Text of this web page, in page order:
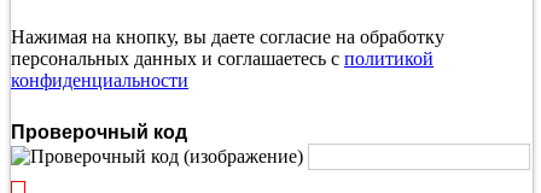
Нажимая на кнопку, вы даете согласие на обработку
персональных данных и соглашаетесь с политикой
конфиденциальности
Проверочный код